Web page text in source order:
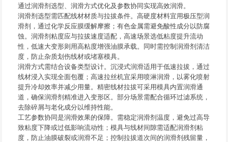
通过润滑剂选型、润滑方式优化及参数协同实现高效润滑。
润滑剂选型需匹配线材材质与拉拔条件。高硬度材料宜用极压型润
滑剂，通过化学反应膜缓解摩擦；有色金属需避免酸性成分以防腐
蚀。润滑剂粘度应与拉拔速度适配，高速场景选低粘度提升流动
性，低速大变形则用高粘度增强油膜承载。同时需控制润滑剂清洁
度，防止杂质划伤线材或堵塞模具。
润滑方式需结合设备类型设计。沉浸式润滑适用于低速拉拔，通过
线材浸入实现全面包覆；高速拉丝机宜采用喷淋润滑，以雾化喷射
提升冷却效率并减少用量。精密线材拉拔可采用模具内置润滑通
道，确保润滑剂精准进入变形区。部分场景需配合循环过滤系统，
去除碎屑与老化成分以维持性能。
工艺参数协同是润滑效果的保障。需稳定润滑剂温度，避免过高导
致粘度下降或过低影响流动性；模具与线材间隙需适配润滑剂粘
度，防止油膜破裂或润滑不足；控制拉拔道次间的润滑剂残留量，